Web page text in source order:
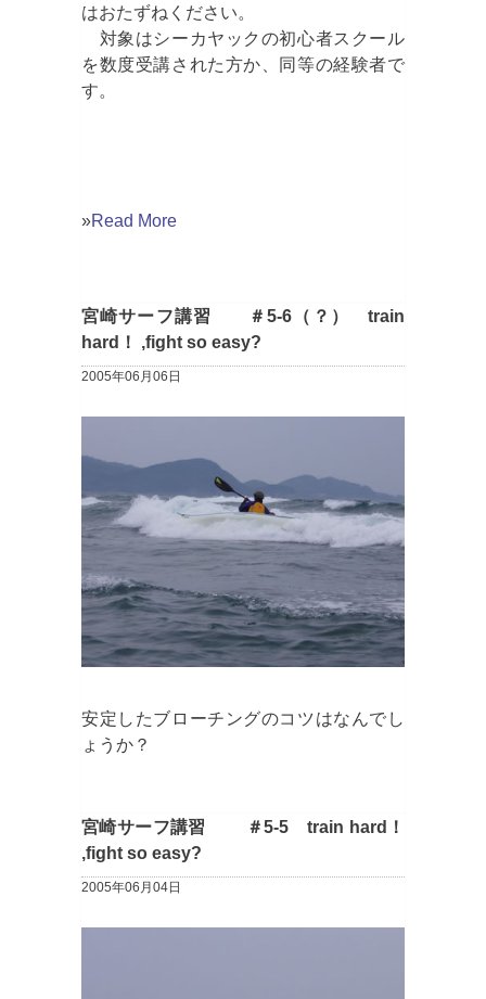
はおたずねください。
対象はシーカヤックの初心者スクール
を数度受講された方か、同等の経験者で
す。
»Read More
宮崎サーフ講習 ＃5-6（？） train
hard！ ,fight so easy?
2005年06月06日
安定したブローチングのコツはなんでし
ょうか？
宮崎サーフ講習 ＃5-5 train hard！
,fight so easy?
2005年06月04日